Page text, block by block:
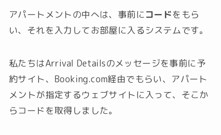
アパートメントの中へは、事前にコードをもら
い、それを入力してお部屋に入るシステムです。
私たちはArrival Detailsのメッセージを事前に予
約サイト、Booking.com経由でもらい、アパート
メントが指定するウェブサイトに入って、そこか
らコードを取得しました。